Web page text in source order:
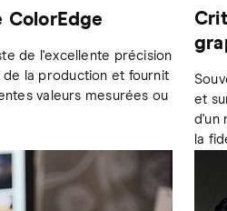
ColorEdge
de l'excellente précision
la production et fournit
valeurs mesurées ou
et
d'un
la